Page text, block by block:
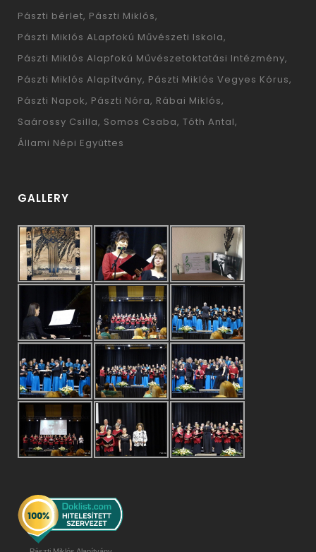
Pászti bérlet Pászti Miklós
Pászti Miklós ALapfokú Művészeti Iskola
Pászti Miklós Alapfokú Művészetoktatási Intézmény
Pászti Miklós Alapítvány Pászti Miklós Vegyes Kórus
Pászti Napok Pászti Nóra Rábai Miklós
Saárossy Csilla Somos Csaba Tóth Antal
Állami Népi Együttes
GALLERY